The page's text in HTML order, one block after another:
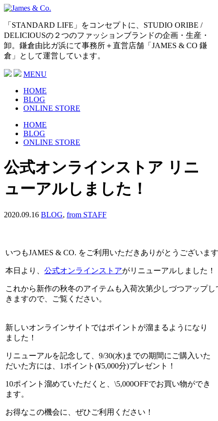
「STANDARD LIFE」をコンセプトに、STUDIO ORIBE /
DELICIOUSの２つのファッションブランドの企画・生産・
卸。鎌倉由比ガ浜にて事務所＋直営店舗「JAMES & CO 鎌
倉」として運営しています。
MENU
HOME
BLOG
ONLINE STORE
HOME
BLOG
ONLINE STORE
公式オンラインストア リニ
ューアルしました！
2020.09.16 BLOG, from STAFF
いつもJAMES & CO. をご利用いただきありがとうございま
本日より、 公式オンラインストアがリニューアルしました！
これから新作の秋冬のアイテムも入荷次第少しづつアップし
きますので、ご覧ください。
新しいオンラインサイトではポイントが溜まるようになり
ました！
リニューアルを記念して、9/30(水)までの期間にご購入いた
だいた方には、1ポイント(¥5,000分)プレゼント！
10ポイント溜めていただくと、\5,000OFFでお買い物ができ
ます。
お得なこの機会に、ぜひご利用ください！